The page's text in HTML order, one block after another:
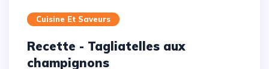
Cuisine Et Saveurs
Recette - Tagliatelles aux
champignons